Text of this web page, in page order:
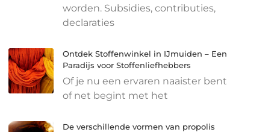
worden. Subsidies, contributies,
declaraties
Ontdek Stoffenwinkel in IJmuiden – Een
Paradijs voor Stoffenliefhebbers
Of je nu een ervaren naaister bent
of net begint met het
De verschillende vormen van propolis